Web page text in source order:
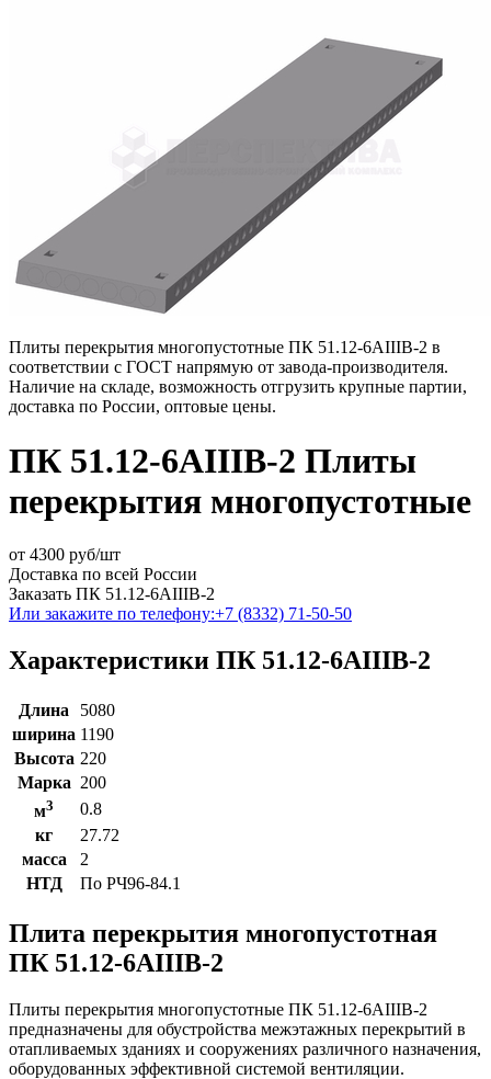
Плиты перекрытия многопустотные ПК 51.12-6АIIIВ-2 в
соответствии с ГОСТ напрямую от завода-производителя.
Наличие на складе, возможность отгрузить крупные партии,
доставка по России, оптовые цены.
ПК 51.12-6АIIIВ-2 Плиты
перекрытия многопустотные
от 4300 руб/шт
Доставка по всей России
Заказать ПК 51.12-6АIIIВ-2
Или закажите по телефону:+7 (8332) 71-50-50
Характеристики ПК 51.12-6АIIIВ-2
Длина
5080
ширина 1190
Высота 220
Марка 200
м3
0.8
кг
27.72
масса
2
НТД
По РЧ96-84.1
Плита перекрытия многопустотная
ПК 51.12-6АIIIВ-2
Плиты перекрытия многопустотные ПК 51.12-6АIIIВ-2
предназначены для обустройства межэтажных перекрытий в
отапливаемых зданиях и сооружениях различного назначения,
оборудованных эффективной системой вентиляции.